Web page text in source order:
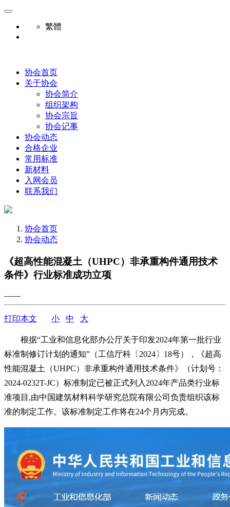
繁體
协会首页
关于协会
协会简介
组织架构
协会宗旨
协会记事
协会动态
合格企业
常用标准
新材料
入网会员
联系我们
协会首页
协会动态
《超高性能混凝土（UHPC）非承重构件通用技术
条件》行业标准成功立项
——
打印本文 小 中 大
根据“工业和信息化部办公厅关于印发2024年第一批行业
标准制修订计划的通知”（工信厅科〔2024〕18号），《超高
性能混凝土（UHPC）非承重构件通用技术条件》（计划号：
2024-0232T-JC）标准制定已被正式列入2024年产品类行业标
准项目,由中国建筑材料科学研究总院有限公司负责组织该标
准的制定工作。该标准制定工作将在24个月内完成。